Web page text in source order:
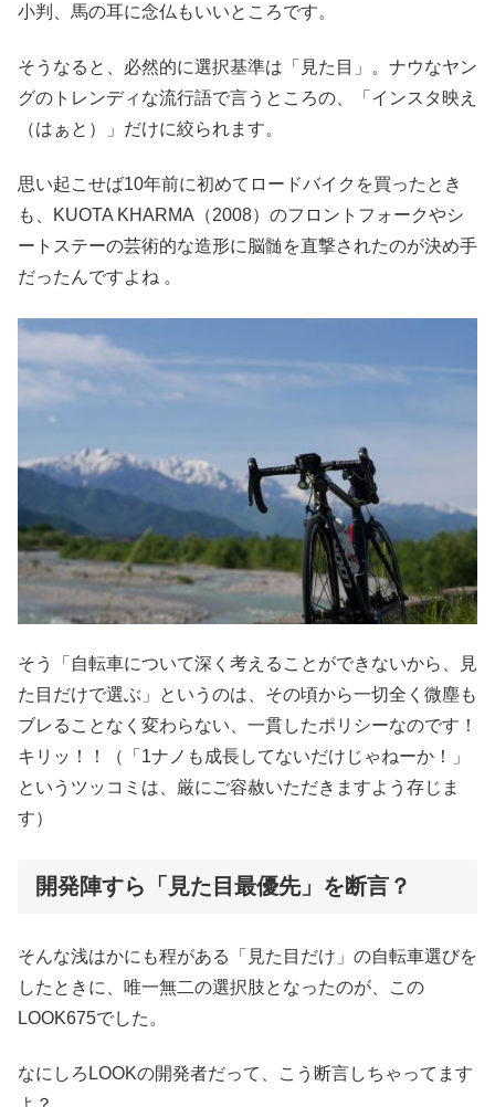
小判、馬の耳に念仏もいいところです。
そうなると、必然的に選択基準は「見た目」。ナウなヤン
グのトレンディな流行語で言うところの、「インスタ映え
（はぁと）」だけに絞られます。
思い起こせば10年前に初めてロードバイクを買ったとき
も、KUOTA KHARMA（2008）のフロントフォークやシ
ートステーの芸術的な造形に脳髄を直撃されたのが決め手
だったんですよね 。
そう「自転車について深く考えることができないから、見
た目だけで選ぶ」というのは、その頃から一切全く微塵も
ブレることなく変わらない、一貫したポリシーなのです！
キリッ！！（「1ナノも成長してないだけじゃねーか！」
というツッコミは、厳にご容赦いただきますよう存じま
す）
開発陣すら「見た目最優先」を断言？
そんな浅はかにも程がある「見た目だけ」の自転車選びを
したときに、唯一無二の選択肢となったのが、この
LOOK675でした。
なにしろLOOKの開発者だって、こう断言しちゃってます